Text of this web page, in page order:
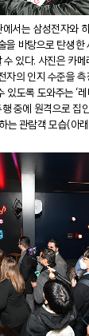
서는 삼성전자와
을 바탕으로 탄생한
있다. 사진은 카메
자의 인지 수준을
있도록 도와주는 ‘
중에 원격으로 집
는 관람객 모습(아